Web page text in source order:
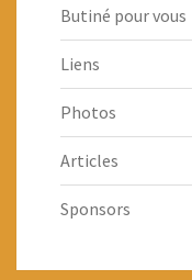
Butiné pour vous
Liens
Photos
Articles
Sponsors